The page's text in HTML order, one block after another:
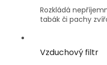
Rozkládá
tabák či pachy
Vzduchový filtr